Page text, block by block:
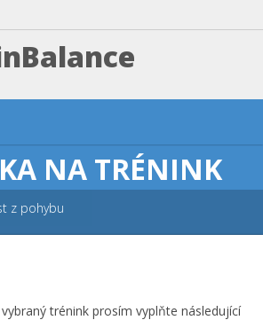
ZÁVODNÍ SEKCE
NÁRAMKY
NA TRÉNINK
z pohybu
trénink prosím vyplňte následující